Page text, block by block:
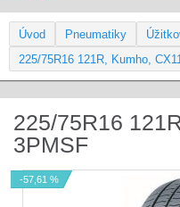
Úvod Pneumatiky
225/75R16 121R, Kumho,
225/75R16
3PMSF
-57,61 %